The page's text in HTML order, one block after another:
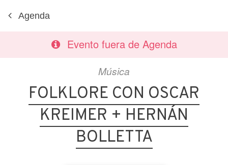
Agenda
Evento fuera de Agenda
Música
FOLKLORE CON OSCAR
KREIMER + HERNÁN
BOLLETTA